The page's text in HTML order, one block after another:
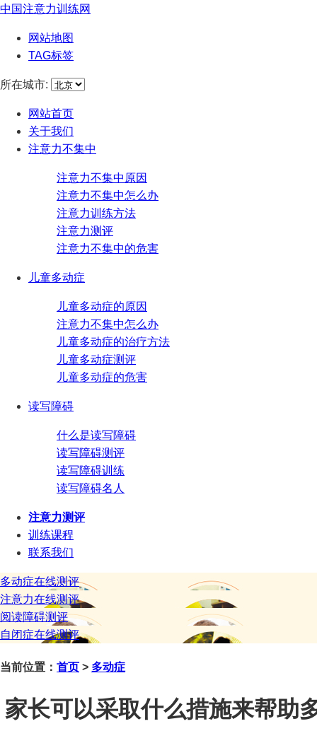
中国注意力训练网
网站地图
TAG标签
所在城市:
网站首页
关于我们
注意力不集中
注意力不集中原因
注意力不集中怎么办
注意力训练方法
注意力测评
注意力不集中的危害
儿童多动症
儿童多动症的原因
注意力不集中怎么办
儿童多动症的治疗方法
儿童多动症测评
儿童多动症的危害
读写障碍
什么是读写障碍
读写障碍测评
读写障碍训练
读写障碍名人
注意力测评
训练课程
联系我们
多动症在线测评
注意力在线测评
阅读障碍测评
自闭症在线测评
当前位置： 首页 > 多动症
家长可以采取什么措施来帮助